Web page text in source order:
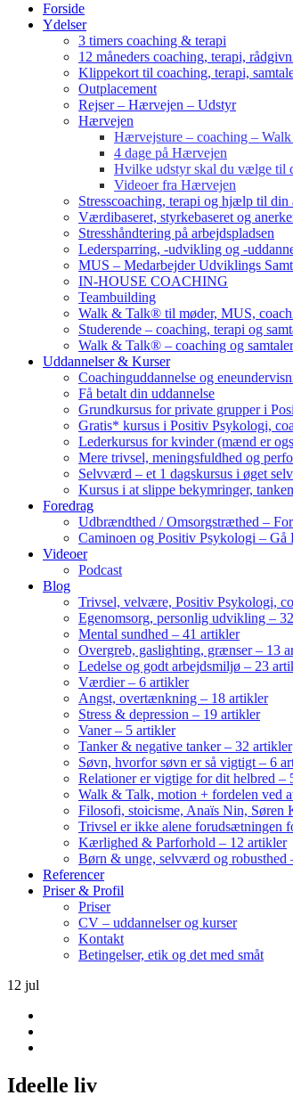
Forside
Ydelser
3 timers coaching & terapi
12 måneders coaching, terapi,
Klippekort til coaching, terapi,
Outplacement
Rejser – Hærvejen – Udstyr
Hærvejen
Hærvejsture – coaching –
4 dage på Hærvejen
Hvilke udstyr skal du vælge til
Videoer fra Hærvejen
Stresscoaching, terapi og hjælp til din
Værdibaseret, styrkebaseret og
Stresshåndtering på arbejdspladsen
Ledersparring, -udvikling og -
MUS – Medarbejder Udviklings
IN-HOUSE COACHING
Teambuilding
Walk & Talk® til møder, MUS,
Studerende – coaching, terapi og
Walk & Talk® – coaching og samtaler
Uddannelser & Kurser
Coachinguddannelse og
Få betalt din uddannelse
Grundkursus for private grupper i
Gratis* kursus i Positiv Psykologi,
Lederkursus for kvinder (mænd er
Mere trivsel, meningsfuldhed og
Selvværd – et 1 dagskursus i øget
Kursus i at slippe bekymringer,
Foredrag
Udbrændthed / Omsorgstræthed –
Caminoen og Positiv Psykologi – Gå
Videoer
Podcast
Blog
Trivsel, velvære, Positiv Psykologi,
Egenomsorg, personlig udvikling –
Mental sundhed – 41 artikler
Overgreb, gaslighting, grænser – 13
Ledelse og godt arbejdsmiljø – 23
Værdier – 6 artikler
Angst, overtænkning – 18 artikler
Stress & depression – 19 artikler
Vaner – 5 artikler
Tanker & negative tanker – 32 artikler
Søvn, hvorfor søvn er så vigtigt – 6
Relationer er vigtige for dit helbred –
Walk & Talk, motion + fordelen ved
Filosofi, stoicisme, Anaïs Nin, Søren
Trivsel er ikke alene forudsætningen
Kærlighed & Parforhold – 12 artikler
Børn & unge, selvværd og robusthed
Referencer
Priser & Profil
Priser
CV – uddannelser og kurser
Kontakt
Betingelser, etik og det med småt
12 jul
Ideelle liv